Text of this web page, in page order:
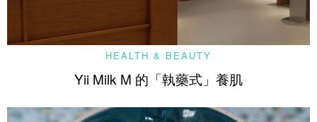
HEALTH & BEAUTY
Yii Milk M 的「執藥式」養肌